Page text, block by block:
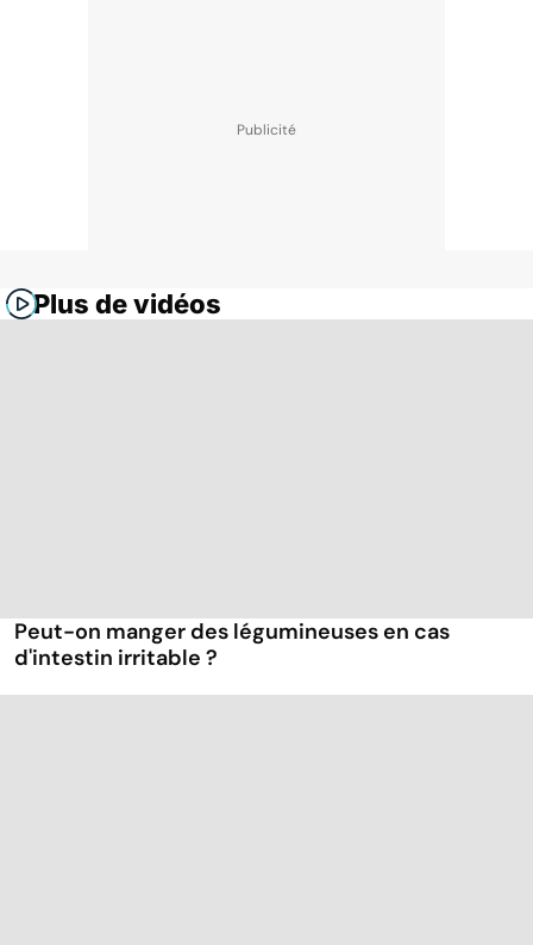
Plus de vidéos
Peut-on manger des légumineuses en cas
d'intestin irritable ?